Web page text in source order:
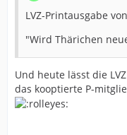
LVZ-Printausgabe
"Wird Thärichen
Und heute lässt die
das kooptierte P-